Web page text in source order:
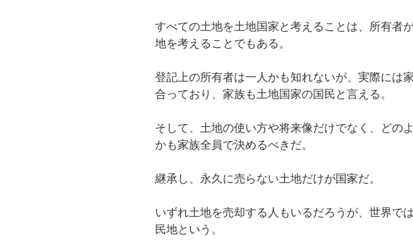
すべての土地を土地国家と考えることは、所有者
地を考えることでもある。
登記上の所有者は一人かも知れないが、実際には
合っており、家族も土地国家の国民と言える。
そして、土地の使い方や将来像だけでなく、どの
かも家族全員で決めるべきだ。
継承し、永久に売らない土地だけが国家だ。
いずれ土地を売却する人もいるだろうが、世界で
民地という。